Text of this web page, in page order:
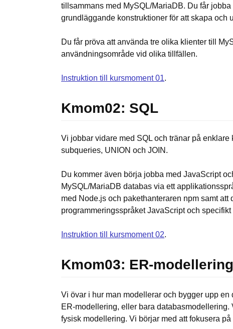
tillsammans med MySQL/MariaDB. Du får
grundläggande konstruktioner för att skapa och
Du får pröva att använda tre olika klienter till
användningsområde vid olika tillfällen.
Instruktion till kursmoment 01.
Kmom02: SQL
Vi jobbar vidare med SQL och tränar på
subqueries, UNION och JOIN.
Du kommer även börja jobba med JavaScript
MySQL/MariaDB databas via ett
med Node.js och pakethanteraren npm samt att
programmeringsspråket JavaScript och
Instruktion till kursmoment 02.
Kmom03: ER-modellering
Vi övar i hur man modellerar och bygger upp
ER-modellering, eller bara
fysisk modellering. Vi börjar med att fokusera